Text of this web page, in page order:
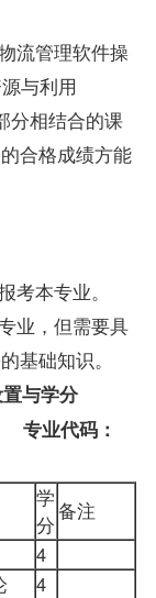
流管理软件操
与利用
分相结合的课
合格成绩方能
考本专业。
业，但需要具
基础知识。
与学分
代码：
学
分
备注
4
4